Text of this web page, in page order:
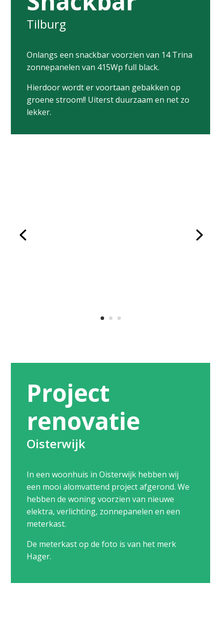
Tilburg
Onlangs een snackbar voorzien van 14 Trina
zonnepanelen van 415Wp full black.
Hierdoor wordt er voortaan gebakken op
groene stroom!! Uiterst duurzaam en net zo
lekker.
Project
renovatie
Oisterwijk
In een woonhuis in Oisterwijk hebben wij
een mooi alomvattend project afgerond. We
hebben de woning voorzien van nieuwe
elektra, verlichting, zonnepanelen en een
meterkast.
De meterkast op de foto is van het merk
Hager.